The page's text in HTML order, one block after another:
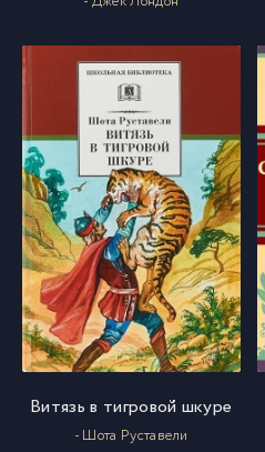
Витязь в тигровой шкуре
- Шота Руставели